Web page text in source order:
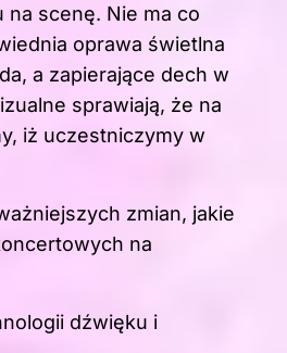
na scenę. Nie ma co
oprawa świetlna
a zapierające dech w
sprawiają, że na
iż uczestniczymy w
zmian, jakie
na
dźwięku i